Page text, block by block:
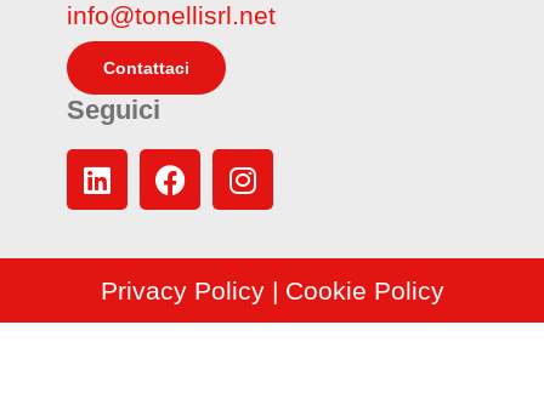
info@tonellisrl.net
Contattaci
Seguici
Privacy Policy| Cookie Policy